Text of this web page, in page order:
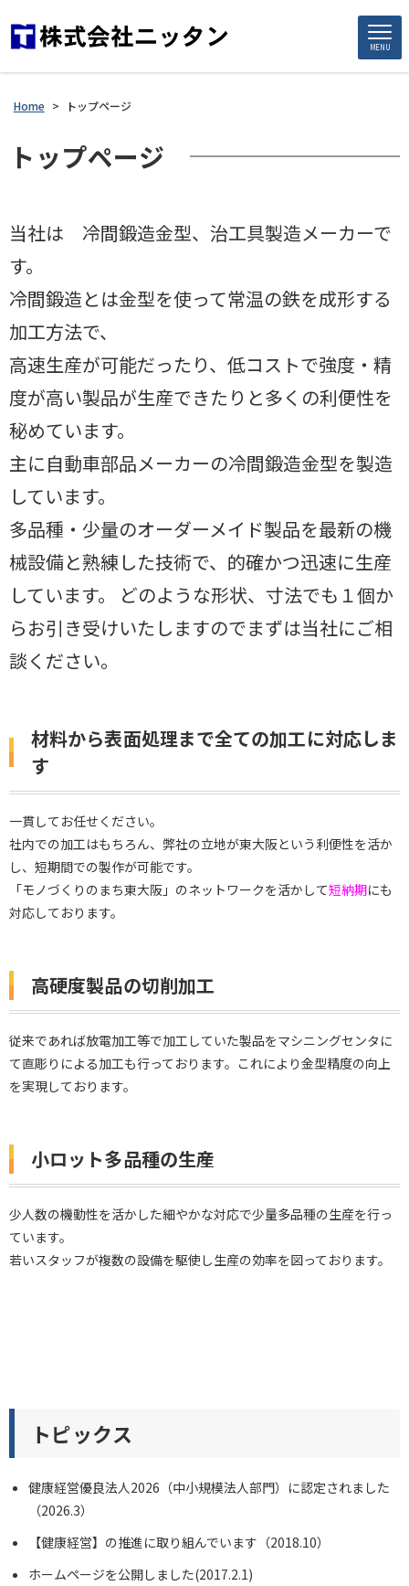
MENU
Home > トップページ
トップページ
当社は 冷間鍛造金型、治工具製造メーカーで
す。
冷間鍛造とは金型を使って常温の鉄を成形する
加工方法で、
高速生産が可能だったり、低コストで強度・精
度が高い製品が生産できたりと多くの利便性を
秘めています。
主に自動車部品メーカーの冷間鍛造金型を製造
しています。
多品種・少量のオーダーメイド製品を最新の機
械設備と熟練した技術で、的確かつ迅速に生産
しています。 どのような形状、寸法でも１個か
らお引き受けいたしますのでまずは当社にご相
談ください。
材料から表面処理まで全ての加工に対応しま
す
一貫してお任せください。
社内での加工はもちろん、弊社の立地が東大阪という利便性を活か
し、短期間での製作が可能です。
「モノづくりのまち東大阪」のネットワークを活かして短納期にも
対応しております。
高硬度製品の切削加工
従来であれば放電加工等で加工していた製品をマシニングセンタに
て直彫りによる加工も行っております。これにより金型精度の向上
を実現しております。
小ロット多品種の生産
少人数の機動性を活かした細やかな対応で少量多品種の生産を行っ
ています。
若いスタッフが複数の設備を駆使し生産の効率を図っております。
トピックス
健康経営優良法人2026（中小規模法人部門）に認定されました
（2026.3）
【健康経営】の推進に取り組んでいます（2018.10）
ホームページを公開しました(2017.2.1)